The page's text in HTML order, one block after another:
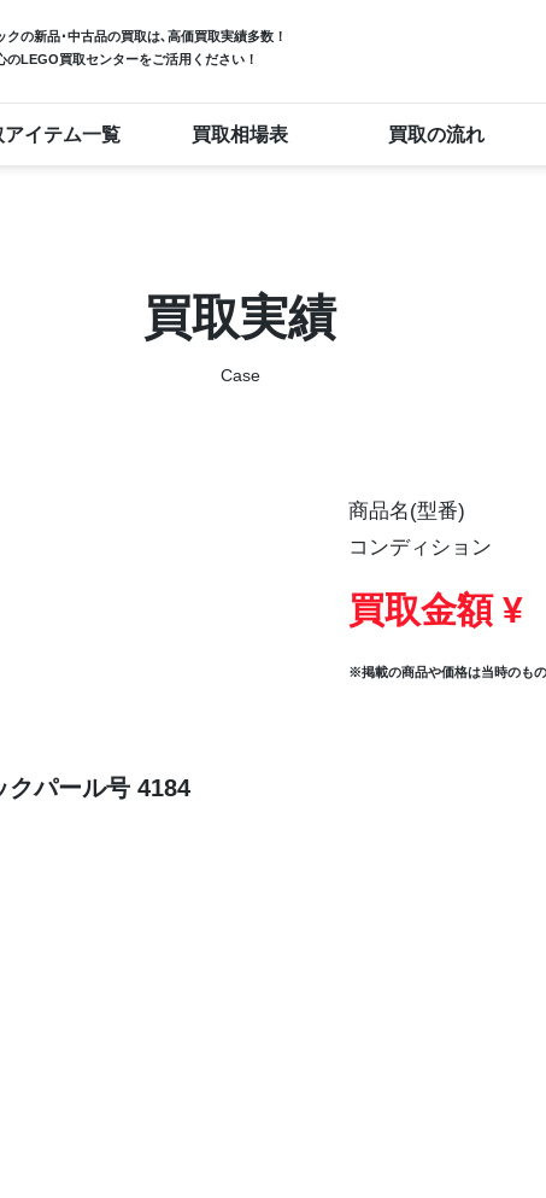
クの新品･中古品の買取は､高価買取実績多数！
のLEGO買取センターをご活用ください！
アイテム一覧 買取相場表 買取の流れ
買取実績
Case
商品名(型番)
コンディション
買取金額 ¥
※掲載の商品や価格は当時のも
クパール号 4184